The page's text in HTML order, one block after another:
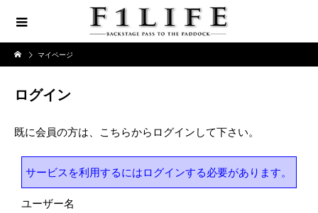
マイページ
ログイン
既に会員の方は、こちらからログインして下さい。
サービスを利用するにはログインする必要があります。
ユーザー名